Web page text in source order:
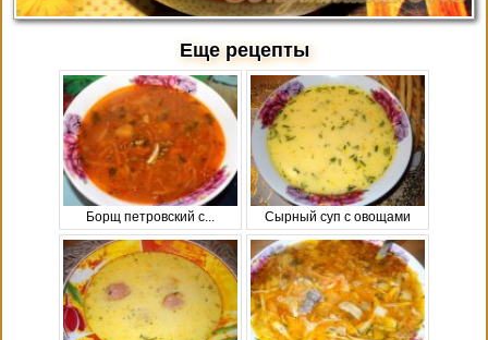
Еще рецепты
Борщ петровский с... Сырный суп с овощами